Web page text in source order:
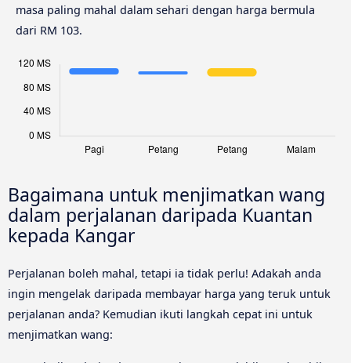
masa paling mahal dalam sehari dengan harga bermula
dari RM 103.
Bagaimana untuk menjimatkan wang
dalam perjalanan daripada Kuantan
kepada Kangar
Perjalanan boleh mahal, tetapi ia tidak perlu! Adakah anda
ingin mengelak daripada membayar harga yang teruk untuk
perjalanan anda? Kemudian ikuti langkah cepat ini untuk
menjimatkan wang: